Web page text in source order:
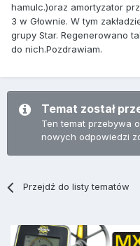
hamulc.)oraz amortyzator
3 w Głownie. W tym
grupy Star. Regenerowano
do nich.Pozdrawiam.
Temat został
Ten temat przebywa
nowych odpowiedzi
Przejdź do listy tematów